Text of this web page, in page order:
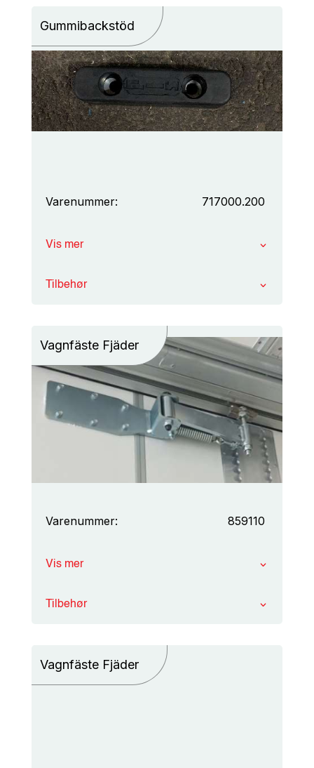
Gummibackstöd
Varenummer: 717000.200
Vis mer
Tilbehør
Vagnfäste Fjäder
Varenummer: 859110
Vis mer
Tilbehør
Vagnfäste Fjäder